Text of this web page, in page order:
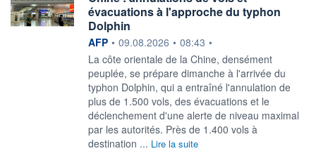
évacuations à l'approche du typhon
Dolphin
information fournie par
AFP • 09.08.2026 • 08:43 •
La côte orientale de la Chine, densément
peuplée, se prépare dimanche à l'arrivée du
typhon Dolphin, qui a entraîné l'annulation de
plus de 1.500 vols, des évacuations et le
déclenchement d'une alerte de niveau maximal
par les autorités. Près de 1.400 vols à
destination ... Lire la suite